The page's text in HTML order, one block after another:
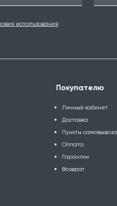
использования
Покупателю
Личный кабинет
Доставка
Пункты самовывоза
Оплата
Гарантии
Возврат